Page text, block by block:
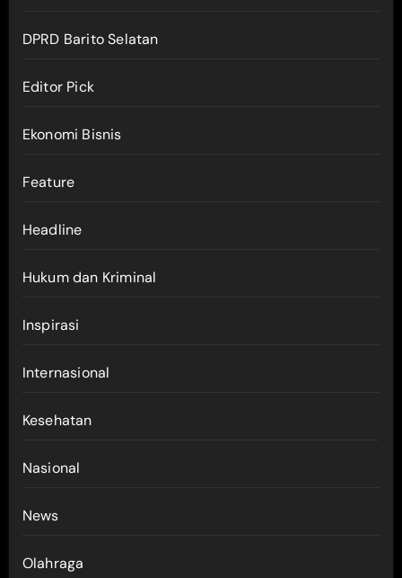
DPRD Barito Selatan
Editor Pick
Ekonomi Bisnis
Feature
Headline
Hukum dan Kriminal
Inspirasi
Internasional
Kesehatan
Nasional
News
Olahraga